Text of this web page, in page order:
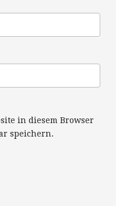
in diesem Browser
speichern.